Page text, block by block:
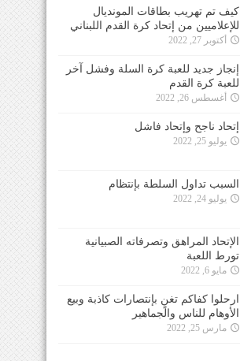
كيف تم تهريب بطاقات المونديال
للإعلاميين من إتحاد كرة القدم اللبناني
أكتوبر 27, 2022
إنجاز جديد للعبة كرة السلة وفشل آخر
للعبة كرة القدم
أغسطس 26, 2022
إتحاد ناجح وإتحاد فاشل
يوليو 25, 2022
السبب تداول السلطة بإنتظام
يوليو 24, 2022
الإتحاد المراهق وتصرفاته الصبيانية
تورط اللعبة
مايو 6, 2022
ارحلوا كفاكم تغنٍ بإنتصارات كاذبة وبيع
الأوهام للناس والجماهير
مارس 25, 2022